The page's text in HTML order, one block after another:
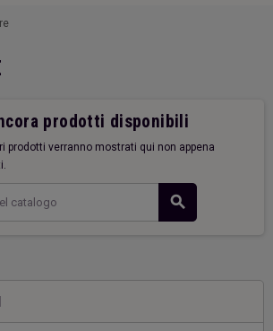
prodotti disponibili
prodotti verranno mostrati qui non appena
search